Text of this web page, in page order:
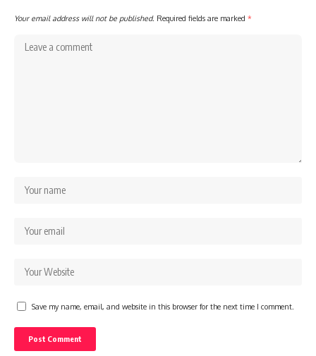
Your email address will not be published. Required fields are marked *
Save my name, email, and website in this browser for the next time I comment.